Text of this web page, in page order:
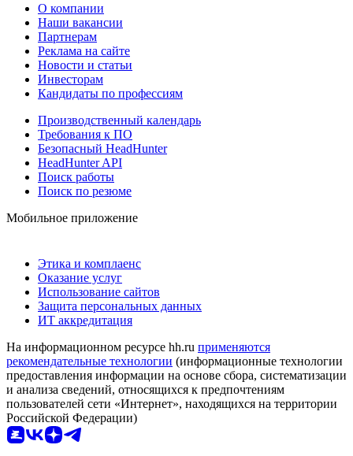
О компании
Наши вакансии
Партнерам
Реклама на сайте
Новости и статьи
Инвесторам
Кандидаты по профессиям
Производственный календарь
Требования к ПО
Безопасный HeadHunter
HeadHunter API
Поиск работы
Поиск по резюме
Мобильное приложение
Этика и комплаенс
Оказание услуг
Использование сайтов
Защита персональных данных
ИТ аккредитация
На информационном ресурсе hh.ru применяются
рекомендательные технологии (информационные технологии
предоставления информации на основе сбора, систематизации
и анализа сведений, относящихся к предпочтениям
пользователей сети «Интернет», находящихся на территории
Российской Федерации)